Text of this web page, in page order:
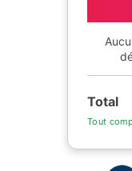
Total
Tout